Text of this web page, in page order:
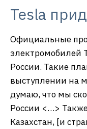
Tesla
Официальные
электромобилей
России. Такие
выступлении на
думаю, что мы
России <…>
Казахстан, [и